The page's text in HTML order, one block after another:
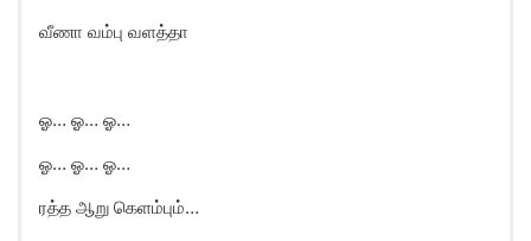
வீணா வம்பு வளத்தா
ஓ… ஓ… ஓ…
ஓ… ஓ… ஓ…
ரத்த ஆறு கெளம்பும்…